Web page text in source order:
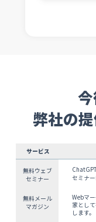
弊社の
サービス
セミナー
無料ウェブ
セミナー
Webマ
家とし
します。
無料メール
マガジン